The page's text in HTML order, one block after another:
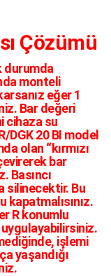
Çözümü
durumda
monteli
eğer 1
Bar değeri
cihaza su
DGK 20 BI model
olan “kırmızı
bar
Basıncı
silinecektir. Bu
R konumlu
işlemi
yaşandığı